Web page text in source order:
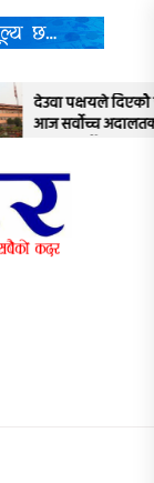
निवेदनमाथि